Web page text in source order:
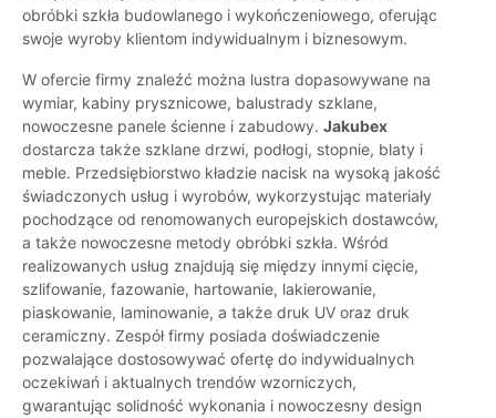
obróbki szkła budowlanego i wykończeniowego, oferując
swoje wyroby klientom indywidualnym i biznesowym.
W ofercie firmy znaleźć można lustra dopasowywane na
wymiar, kabiny prysznicowe, balustrady szklane,
nowoczesne panele ścienne i zabudowy. Jakubex
dostarcza także szklane drzwi, podłogi, stopnie, blaty i
meble. Przedsiębiorstwo kładzie nacisk na wysoką jakość
świadczonych usług i wyrobów, wykorzystując materiały
pochodzące od renomowanych europejskich dostawców,
a także nowoczesne metody obróbki szkła. Wśród
realizowanych usług znajdują się między innymi cięcie,
szlifowanie, fazowanie, hartowanie, lakierowanie,
piaskowanie, laminowanie, a także druk UV oraz druk
ceramiczny. Zespół firmy posiada doświadczenie
pozwalające dostosowywać ofertę do indywidualnych
oczekiwań i aktualnych trendów wzorniczych,
gwarantując solidność wykonania i nowoczesny design